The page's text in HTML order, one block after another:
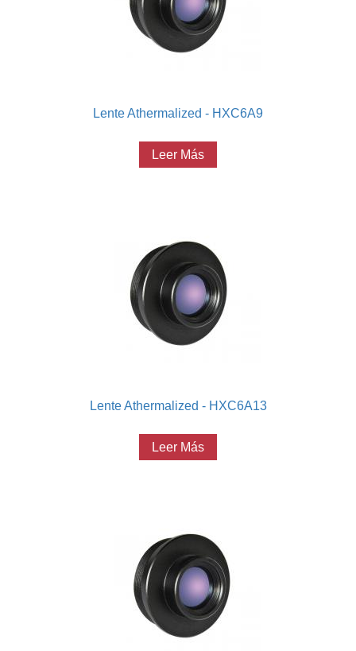
Lente Athermalized - HXC6A9
Leer Más
Lente Athermalized - HXC6A13
Leer Más